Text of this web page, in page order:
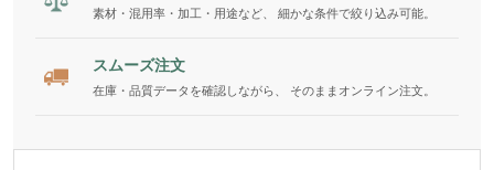
素材・混用率・加工・用途など、 細かな条件で絞り込み可能。
スムーズ注文
在庫・品質データを確認しながら、 そのままオンライン注文。